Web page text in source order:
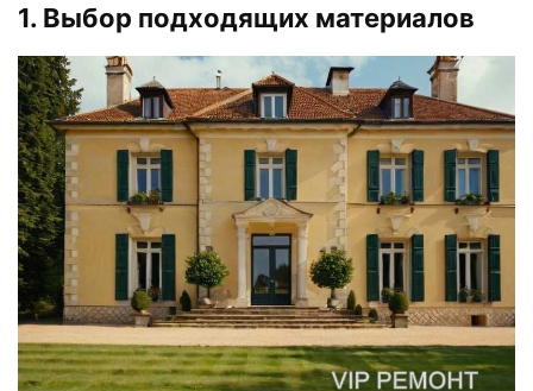
1. Выбор подходящих материалов